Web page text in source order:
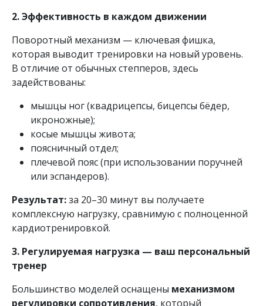
2. Эффективность в каждом движении
Поворотный механизм — ключевая фишка,
которая выводит тренировки на новый уровень.
В отличие от обычных степперов, здесь
задействованы:
мышцы ног (квадрицепсы, бицепсы бёдер,
икроножные);
косые мышцы живота;
поясничный отдел;
плечевой пояс (при использовании поручней
или эспандеров).
Результат:за 20–30 минут вы получаете
комплексную нагрузку, сравнимую с полноценной
кардиотренировкой.
3. Регулируемая нагрузка — ваш персональный
тренер
Большинство моделей оснащены механизмом
регулировки сопротивления, который